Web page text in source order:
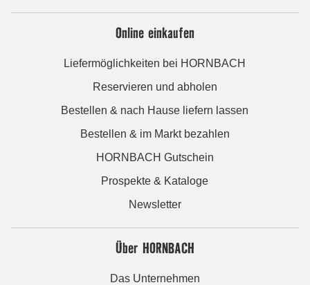
Online einkaufen
Liefermöglichkeiten bei HORNBACH
Reservieren und abholen
Bestellen & nach Hause liefern lassen
Bestellen & im Markt bezahlen
HORNBACH Gutschein
Prospekte & Kataloge
Newsletter
Über HORNBACH
Das Unternehmen